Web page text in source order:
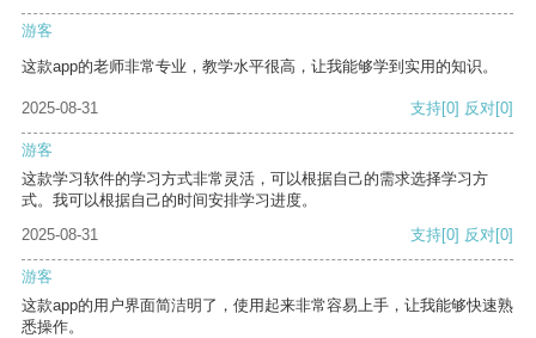
游客
这款app的老师非常专业，教学水平很高，让我能够学到实用的知识。
2025-08-31 支持[0] 反对[0]
游客
这款学习软件的学习方式非常灵活，可以根据自己的需求选择学习方
式。我可以根据自己的时间安排学习进度。
2025-08-31
支持[0] 反对[0]
游客
这款app的用户界面简洁明了，使用起来非常容易上手，让我能够快速熟
悉操作。